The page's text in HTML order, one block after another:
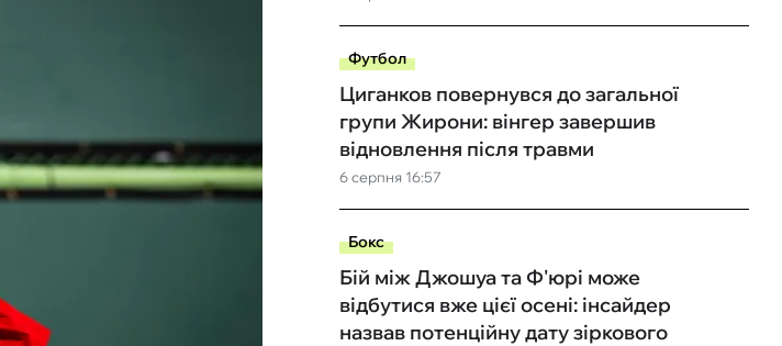
Футбол
6 серпня 16:57
Циганков повернувся до загальної
групи Жирони: вінгер завершив
відновлення після травми
Бокс
Бій між Джошуа та Ф'юрі може
відбутися вже цієї осені: інсайдер
назвав потенційну дату зіркового